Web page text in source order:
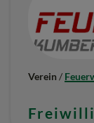
Verein /